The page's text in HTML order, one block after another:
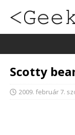
Scotty
2009. február 7.